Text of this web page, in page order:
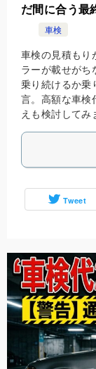
だ間に合う最
車検
車検の見積もり
ラーが載せがち
乗り続けるか乗
言。高額な車検
えも検討してみ
Tweet